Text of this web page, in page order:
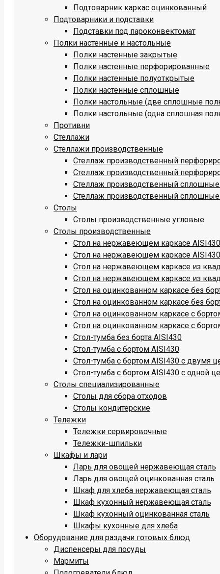
Подтоварник каркас оцинкованный
Подтоварники и подставки
Подставки под пароконвектомат
Полки настенные и настольные
Полки настенные закрытые
Полки настенные перфорированные
Полки настенные полуоткрытые
Полки настенные сплошные
Полки настольные (две сплошные
Полки настольные (одна сплошная
Противни
Стеллажи
Стеллажи производственные
Стеллаж производственный
Стеллаж производственный
Стеллаж производственный
Стеллаж производственный
Столы
Столы производственные угловые
Столы производственные
Стол на нержавеющем каркасе
Стол на нержавеющем каркасе
Стол на нержавеющем каркасе из
Стол на нержавеющем каркасе из
Стол на оцинкованном каркасе без
Стол на оцинкованном каркасе без
Стол на оцинкованном каркасе с
Стол на оцинкованном каркасе с
Стол-тумба без борта AISI430
Стол-тумба с бортом AISI430
Стол-тумба с бортом AISI430 с двумя
Стол-тумба с бортом AISI430 с одной
Столы специализированные
Столы для сбора отходов
Столы кондитерские
Тележки
Тележки сервировочные
Тележки-шпильки
Шкафы и лари
Ларь для овощей нержавеющая сталь
Ларь для овощей оцинкованная сталь
Шкаф для хлеба нержавеющая сталь
Шкаф кухонный нержавеющая сталь
Шкаф кухонный оцинкованная сталь
Шкафы кухонные для хлеба
Оборудование для раздачи готовых блюд
Диспенсеры для посуды
Мармиты